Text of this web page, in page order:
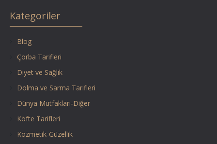
Kategoriler
Blog
Çorba Tarifleri
Diyet ve Sağlık
Dolma ve Sarma Tarifleri
Dünya Mutfakları-Diğer
Köfte Tarifleri
Kozmetik-Güzellik